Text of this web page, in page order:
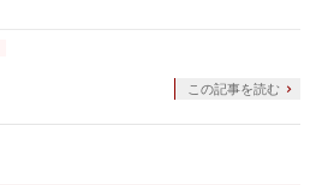
この記事を読む